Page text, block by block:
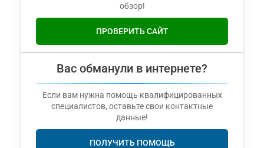
обзор!
ПРОВЕРИТЬ САЙТ
Вас обманули в интернете?
Если вам нужна помощь квалифицированных
специалистов, оставьте свои контактные
данные!
ПОЛУЧИТЬ ПОМОЩЬ